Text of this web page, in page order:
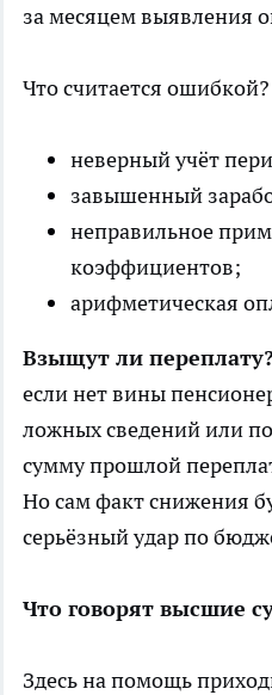
за месяцем выявления
Что считается
неверный учёт
завышенный
неправильное
коэффициентов;
арифметическая
Взыщут ли
если нет вины
ложных сведений или
сумму прошлой
Но сам факт снижения
серьёзный удар по
Что говорят высшие
Здесь на помощь